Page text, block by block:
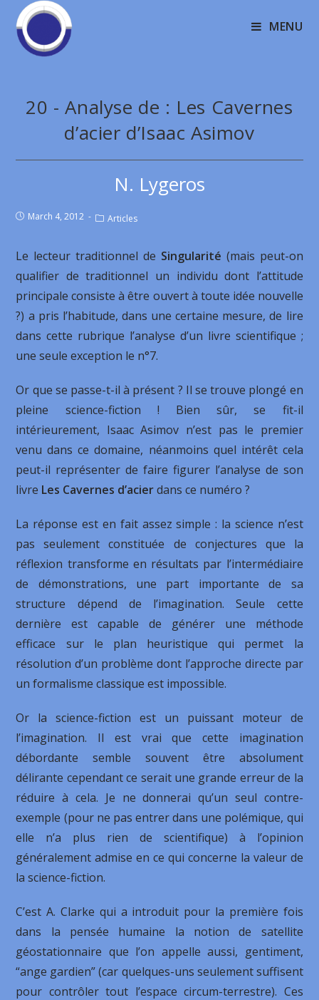
MENU
20 - Analyse de : Les Cavernes
d’acier d’Isaac Asimov
N. Lygeros
March 4, 2012 Articles
Le lecteur traditionnel de Singularité (mais peut-on
qualifier de traditionnel un individu dont l’attitude
principale consiste à être ouvert à toute idée nouvelle
?) a pris l’habitude, dans une certaine mesure, de lire
dans cette rubrique l’analyse d’un livre scientifique ;
une seule exception le n°7.
Or que se passe-t-il à présent ? Il se trouve plongé en
pleine science-fiction ! Bien sûr, se fit-il
intérieurement, Isaac Asimov n’est pas le premier
venu dans ce domaine, néanmoins quel intérêt cela
peut-il représenter de faire figurer l’analyse de son
livre Les Cavernes d’acierdans ce numéro ?
La réponse est en fait assez simple : la science n’est
pas seulement constituée de conjectures que la
réflexion transforme en résultats par l’intermédiaire
de démonstrations, une part importante de sa
structure dépend de l’imagination. Seule cette
dernière est capable de générer une méthode
efficace sur le plan heuristique qui permet la
résolution d’un problème dont l’approche directe par
un formalisme classique est impossible.
Or la science-fiction est un puissant moteur de
l’imagination. Il est vrai que cette imagination
débordante semble souvent être absolument
délirante cependant ce serait une grande erreur de la
réduire à cela. Je ne donnerai qu’un seul contre-
exemple (pour ne pas entrer dans une polémique, qui
elle n’a plus rien de scientifique) à l’opinion
généralement admise en ce qui concerne la valeur de
la science-fiction.
C’est A. Clarke qui a introduit pour la première fois
dans la pensée humaine la notion de satellite
géostationnaire que l’on appelle aussi, gentiment,
“ange gardien” (car quelques-uns seulement suffisent
pour contrôler tout l’espace circum-terrestre). Ces